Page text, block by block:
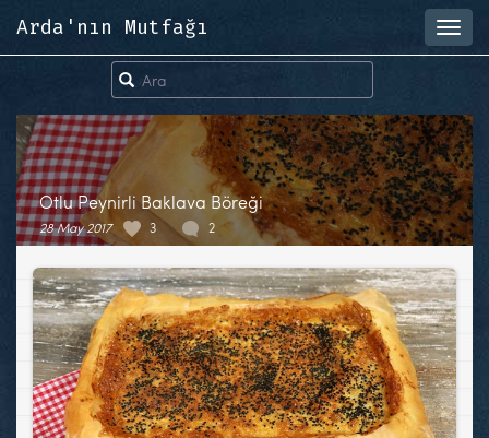
Arda'nın Mutfağı
Otlu Peynirli Baklava Böreği
28 May 2017 3 2